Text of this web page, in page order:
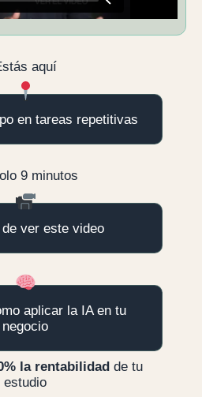
aquí
en tareas repetitivas
9 minutos
ver este video
aplicar la IA en tu
negocio
la rentabilidad de tu
estudio